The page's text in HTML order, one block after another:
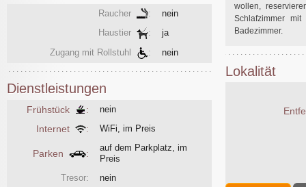
wollen,
Schlafzimmer
Badezimmer.
Lokalität
Raucher :
nein
Haustier
:
ja
Zugang mit Rollstuhl
: nein
Dienstleistungen
Frühstück : nein
Internet : WiFi, im Preis
Parken :
auf dem Parkplatz, im
Preis
Tresor:
nein